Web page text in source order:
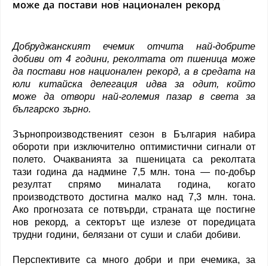
може да постави нов национален рекорд
Добруджанският ечемик отчита най-добрите
добиви от 4 години, реколтата от пшеница може
да постави нов национален рекорд, а в средата на
юли китайска делегация идва за одит, който
може да отвори най-големия пазар в света за
българско зърно.
Зърнопроизводственият сезон в България набира
обороти при изключително оптимистични сигнали от
полето. Очакванията за пшеницата са реколтата
тази година да надмине 7,5 млн. тона — по-добър
резултат спрямо миналата година, когато
производството достигна малко над 7,3 млн. тона.
Ако прогнозата се потвърди, страната ще постигне
нов рекорд, а секторът ще излезе от поредицата
трудни години, белязани от суши и слаби добиви.
Перспективите са много добри и при ечемика, за